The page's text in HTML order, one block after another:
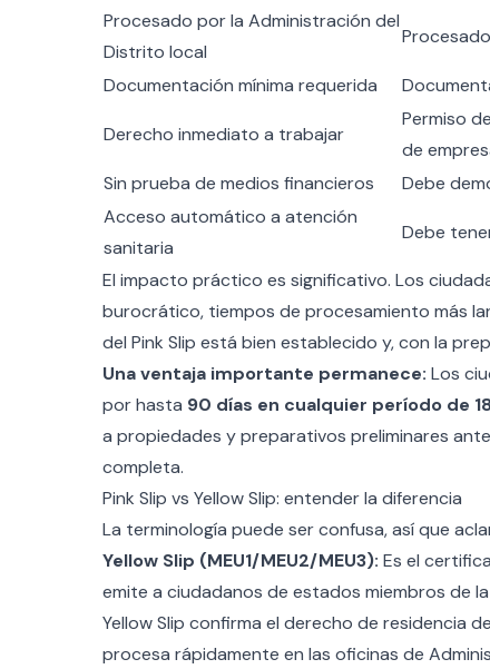
Procesado por la Administración del
Distrito local
Documentación mínima requerida
Derecho inmediato a trabajar
Permiso
de
Sin prueba de medios financieros
Debe
Acceso automático a atención
sanitaria
Debe
El impacto práctico es significativo. Los
burocrático, tiempos de procesamiento más
del Pink Slip está bien establecido y, con la
Una ventaja importante permanece: Los
por hasta 90 días en cualquier período de
a propiedades y preparativos preliminares
completa.
Pink Slip vs Yellow Slip: entender la diferencia
La terminología puede ser confusa, así que
Yellow Slip (MEU1/MEU2/MEU3): Es el
emite a ciudadanos de estados miembros de la
Yellow Slip confirma el derecho de residencia
procesa rápidamente en las oficinas de